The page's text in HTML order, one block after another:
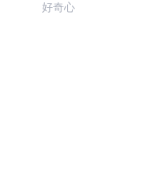
好奇心